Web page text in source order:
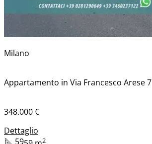
Milano
Appartamento in Via Francesco Arese 7
348.000 €
Dettaglio
59
2